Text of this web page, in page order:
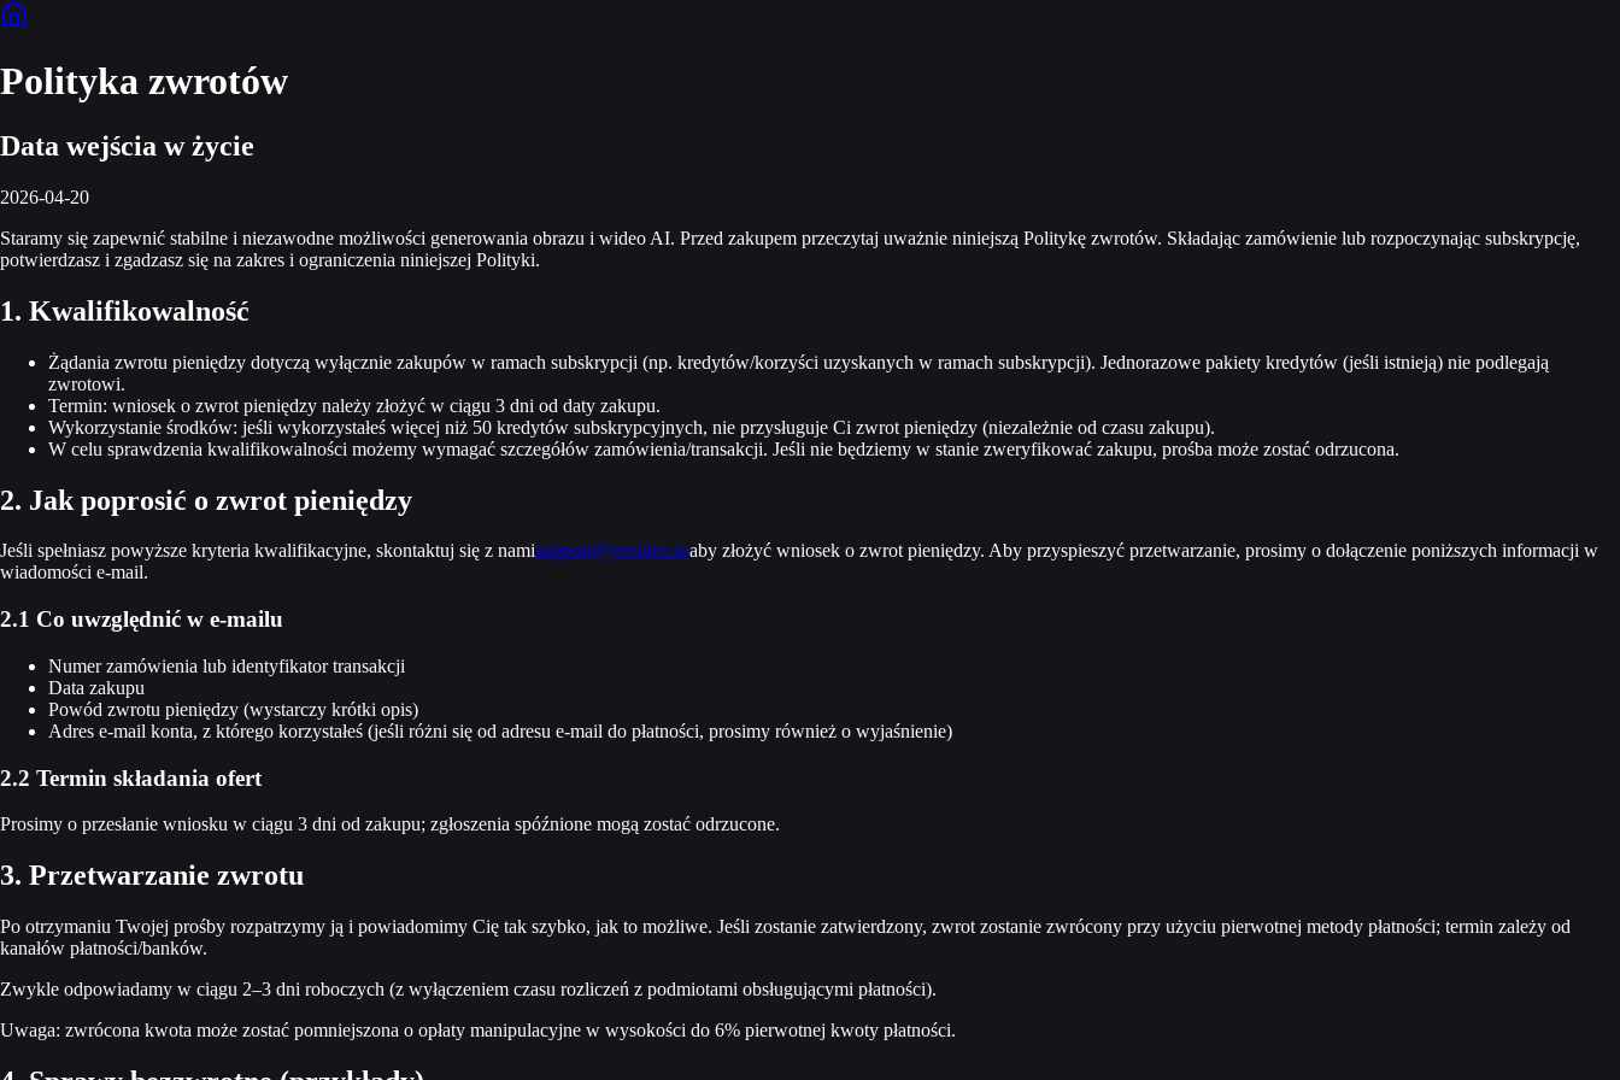
Polityka zwrotów
Data wejścia w życie
2026-04-20
Staramy się zapewnić stabilne i niezawodne możliwości generowania obrazu i wideo AI. Przed zakupem przeczytaj uważnie niniejszą Politykę zwrotów. Składając zamówienie lub rozpoczynając subskrypcję,
potwierdzasz i zgadzasz się na zakres i ograniczenia niniejszej Polityki.
1. Kwalifikowalność
Żądania zwrotu pieniędzy dotyczą wyłącznie zakupów w ramach subskrypcji (np. kredytów/korzyści uzyskanych w ramach subskrypcji). Jednorazowe pakiety kredytów (jeśli istnieją) nie podlegają
zwrotowi.
Termin: wniosek o zwrot pieniędzy należy złożyć w ciągu 3 dni od daty zakupu.
Wykorzystanie środków: jeśli wykorzystałeś więcej niż 50 kredytów subskrypcyjnych, nie przysługuje Ci zwrot pieniędzy (niezależnie od czasu zakupu).
W celu sprawdzenia kwalifikowalności możemy wymagać szczegółów zamówienia/transakcji. Jeśli nie będziemy w stanie zweryfikować zakupu, prośba może zostać odrzucona.
2. Jak poprosić o zwrot pieniędzy
Jeśli spełniasz powyższe kryteria kwalifikacyjne, skontaktuj się z namisupport@yevideo.ioaby złożyć wniosek o zwrot pieniędzy. Aby przyspieszyć przetwarzanie, prosimy o dołączenie poniższych informacji w
wiadomości e-mail.
2.1 Co uwzględnić w e-mailu
Numer zamówienia lub identyfikator transakcji
Data zakupu
Powód zwrotu pieniędzy (wystarczy krótki opis)
Adres e-mail konta, z którego korzystałeś (jeśli różni się od adresu e-mail do płatności, prosimy również o wyjaśnienie)
2.2 Termin składania ofert
Prosimy o przesłanie wniosku w ciągu 3 dni od zakupu; zgłoszenia spóźnione mogą zostać odrzucone.
3. Przetwarzanie zwrotu
Po otrzymaniu Twojej prośby rozpatrzymy ją i powiadomimy Cię tak szybko, jak to możliwe. Jeśli zostanie zatwierdzony, zwrot zostanie zwrócony przy użyciu pierwotnej metody płatności; termin zależy od
kanałów płatności/banków.
Zwykle odpowiadamy w ciągu 2–3 dni roboczych (z wyłączeniem czasu rozliczeń z podmiotami obsługującymi płatności).
Uwaga: zwrócona kwota może zostać pomniejszona o opłaty manipulacyjne w wysokości do 6% pierwotnej kwoty płatności.